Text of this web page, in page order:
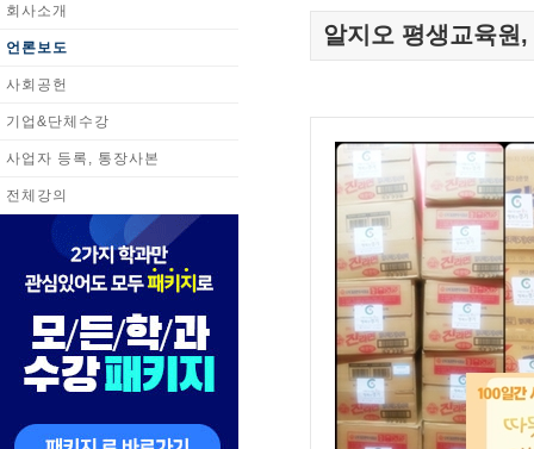
회사소개
언론보도
사회공헌
기업&단체수강
사업자 등록, 통장사본
전체강의
알지오 평생교육원